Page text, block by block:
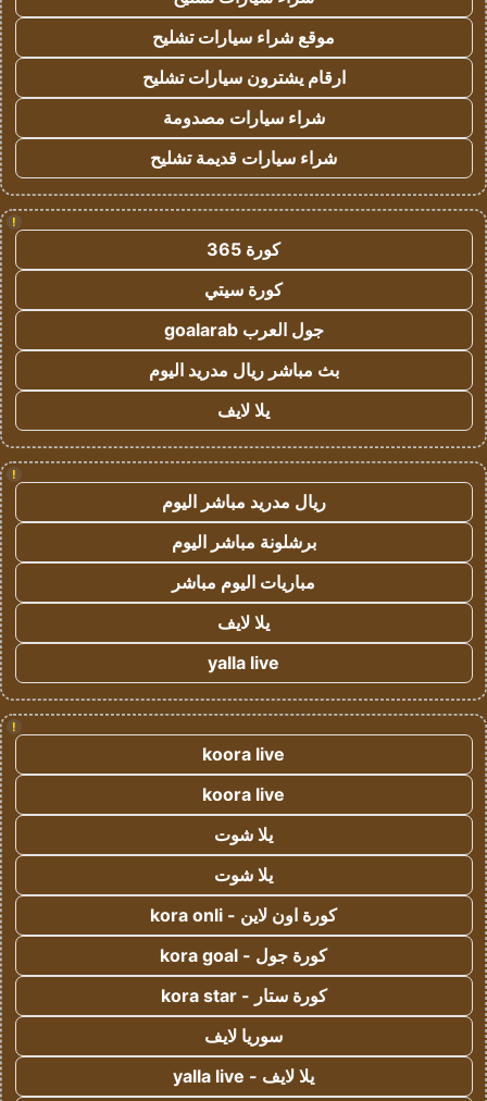
موقع شراء سيارات تشليح
ارقام يشترون سيارات تشليح
شراء سيارات مصدومة
شراء سيارات قديمة تشليح
!
كورة 365
كورة سيتي
جول العرب goalarab
بث مباشر ريال مدريد اليوم
يلا لايف
!
ريال مدريد مباشر اليوم
برشلونة مباشر اليوم
مباريات اليوم مباشر
يلا لايف
yalla live
!
koora live
koora live
يلا شوت
يلا شوت
كورة اون لاين - kora onli
كورة جول - kora goal
كورة ستار - kora star
سوريا لايف
يلا لايف - yalla live